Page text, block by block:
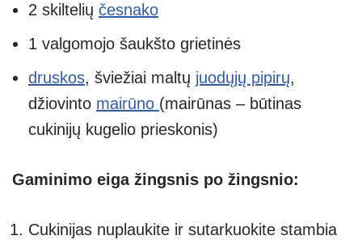
2 skiltelių česnako
1 valgomojo šaukšto grietinės
druskos, šviežiai maltų juodųjų pipirų,
džiovinto mairūno (mairūnas – būtinas
cukinijų kugelio prieskonis)
Gaminimo eiga žingsnis po žingsnio:
Cukinijas nuplaukite ir sutarkuokite stambia